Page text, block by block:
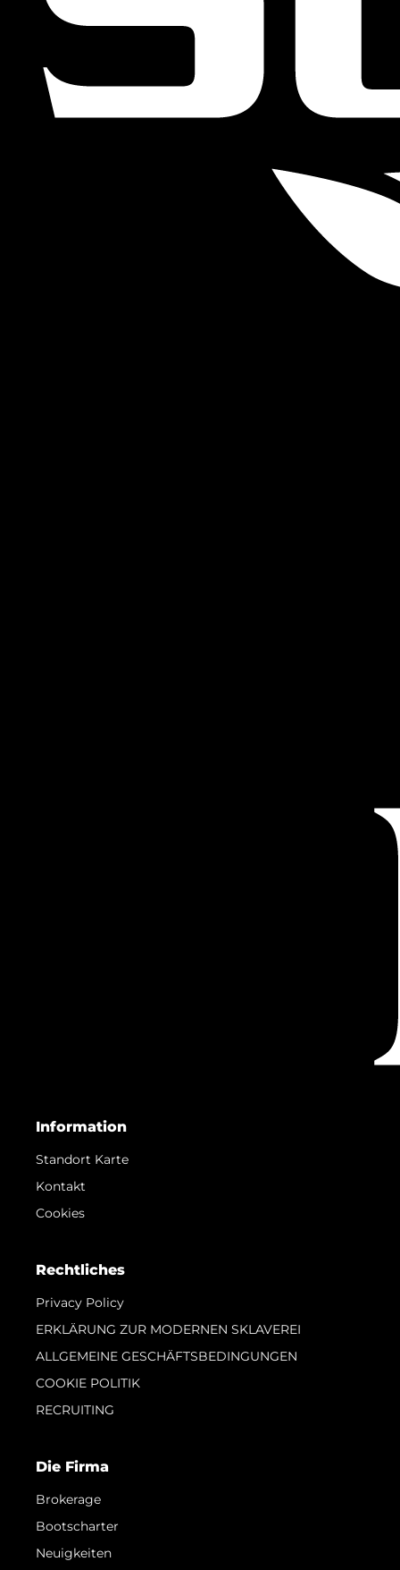
Information
Standort Karte
Kontakt
Cookies
Rechtliches
Privacy Policy
ERKLÄRUNG ZUR MODERNEN SKLAVEREI
ALLGEMEINE GESCHÄFTSBEDINGUNGEN
COOKIE POLITIK
RECRUITING
Die Firma
Brokerage
Bootscharter
Neuigkeiten